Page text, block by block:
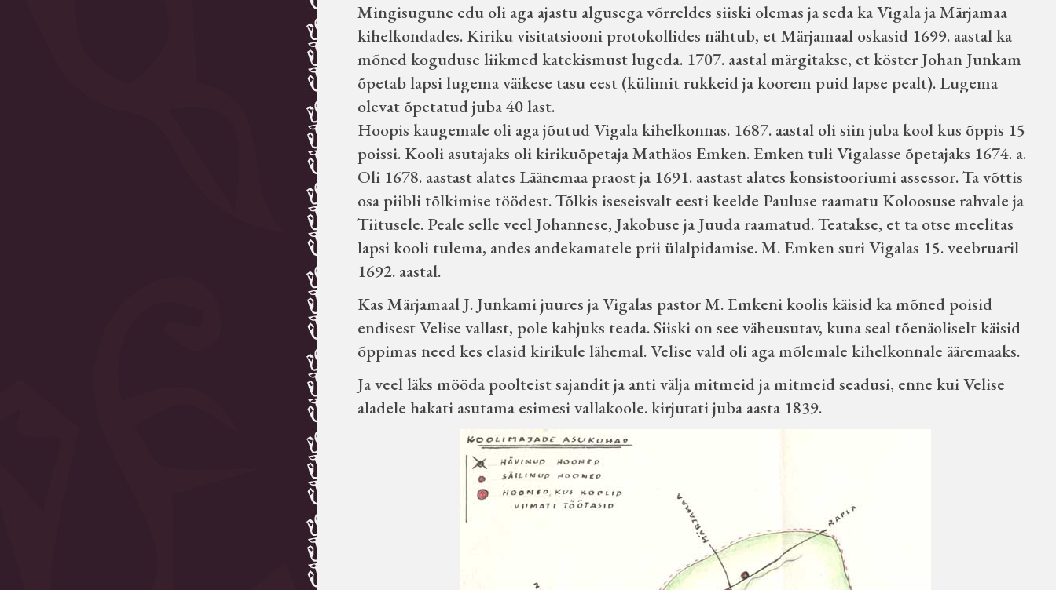
Mingisugune edu oli aga ajastu algusega võrreldes siiski olemas ja seda ka Vigala ja Märjamaa
kihelkondades. Kiriku visitatsiooni protokollides nähtub, et Märjamaal oskasid 1699. aastal ka
mõned koguduse liikmed katekismust lugeda. 1707. aastal märgitakse, et köster Johan Junkam
õpetab lapsi lugema väikese tasu eest (külimit rukkeid ja koorem puid lapse pealt). Lugema
olevat õpetatud juba 40 last.
Hoopis kaugemale oli aga jõutud Vigala kihelkonnas. 1687. aastal oli siin juba kool kus õppis 15
poissi. Kooli asutajaks oli kirikuõpetaja Mathäos Emken. Emken tuli Vigalasse õpetajaks 1674. a.
Oli 1678. aastast alates Läänemaa praost ja 1691. aastast alates konsistooriumi assessor. Ta võttis
osa piibli tõlkimise töödest. Tõlkis iseseisvalt eesti keelde Pauluse raamatu Koloosuse rahvale ja
Tiitusele. Peale selle veel Johannese, Jakobuse ja Juuda raamatud. Teatakse, et ta otse meelitas
lapsi kooli tulema, andes andekamatele prii ülalpidamise. M. Emken suri Vigalas 15. veebruaril
1692. aastal.
Kas Märjamaal J. Junkami juures ja Vigalas pastor M. Emkeni koolis käisid ka mõned poisid
endisest Velise vallast, pole kahjuks teada. Siiski on see väheusutav, kuna seal tõenäoliselt käisid
õppimas need kes elasid kirikule lähemal. Velise vald oli aga mõlemale kihelkonnale ääremaaks.
Ja veel läks mööda poolteist sajandit ja anti välja mitmeid ja mitmeid seadusi, enne kui Velise
aladele hakati asutama esimesi vallakoole. kirjutati juba aasta 1839.